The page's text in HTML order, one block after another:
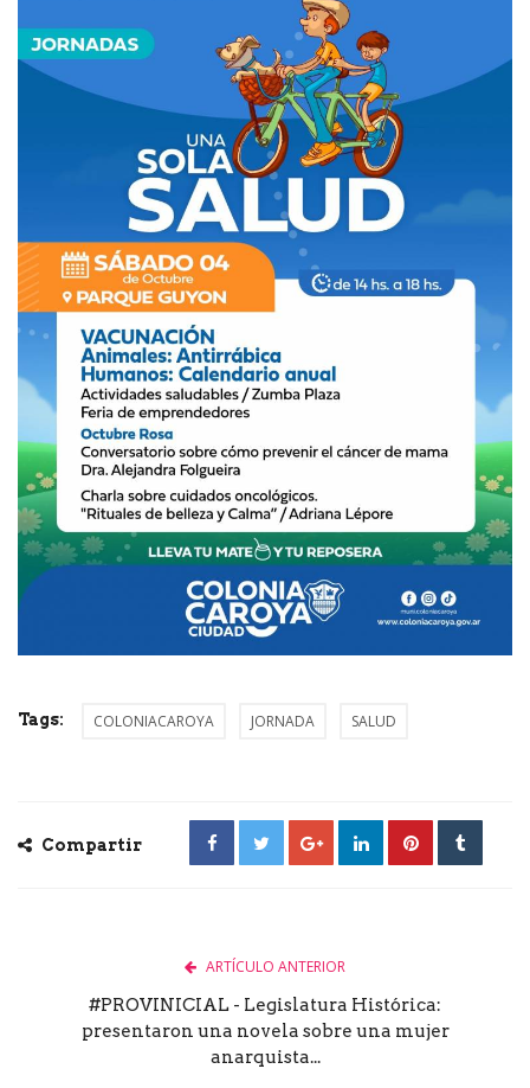
Tags: COLONIACAROYA JORNADA SALUD
Compartir
ARTÍCULO ANTERIOR
#PROVINICIAL - Legislatura Histórica:
presentaron una novela sobre una mujer
anarquista...